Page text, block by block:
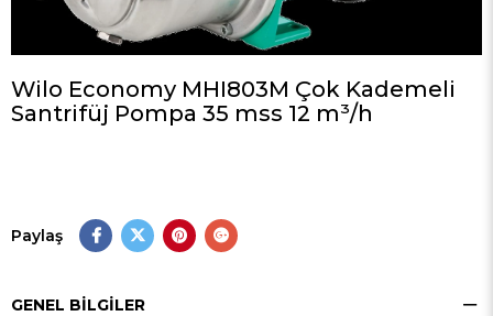
Wilo Economy MHI803M Çok Kademeli
Santrifüj Pompa 35 mss 12 m³/h
Paylaş
GENEL BILGILER